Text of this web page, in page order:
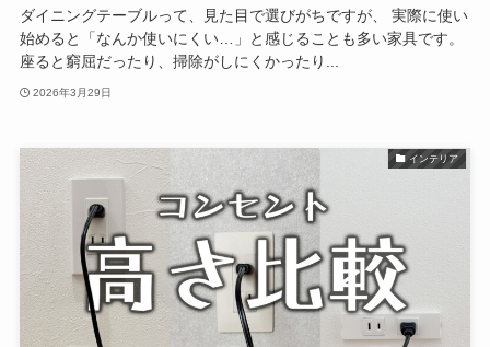
ダイニングテーブルって、見た目で選びがちですが、 実際に使い
始めると「なんか使いにくい…」と感じることも多い家具です。
座ると窮屈だったり、掃除がしにくかったり...
2026年3月29日
インテリア